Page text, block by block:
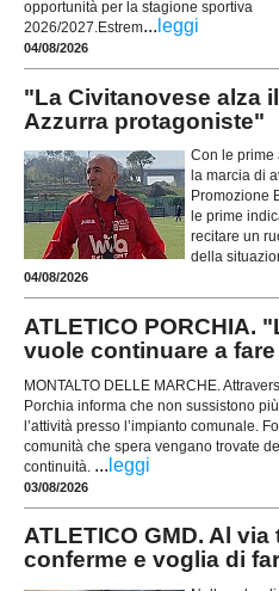
opportunità per la stagione sportiva
2026/2027.Estrem... leggi
04/08/2026
"La Civitanovese alza
Azzurra protagoniste"
Con le prime
la marcia di
Promozione
le prime
recitare un
della
04/08/2026
ATLETICO PORCHIA.
vuole continuare a
MONTALTO DELLE MARCHE.
Porchia informa che non sussistono
l’attività presso l’impianto comunale.
comunità che spera vengano trovate
continuità. ... leggi
03/08/2026
ATLETICO GMD. Al
conferme e voglia di